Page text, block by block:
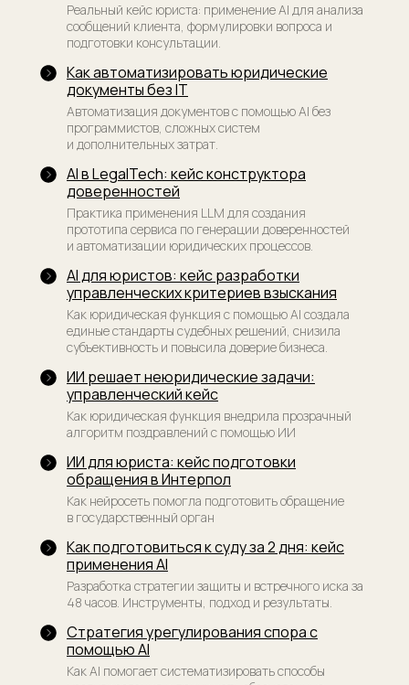
Реальный кейс юриста: применение AI для анализа
сообщений клиента, формулировки вопроса и
подготовки консультации.
Как автоматизировать юридические
документы без IT
Автоматизация документов с помощью AI без
программистов, сложных систем
и дополнительных затрат.
AI в LegalTech: кейс конструктора
доверенностей
Практика применения LLM для создания
прототипа сервиса по генерации доверенностей
и автоматизации юридических процессов.
AI для юристов: кейс разработки
управленческих критериев взыскания
Как юридическая функция с помощью AI создала
единые стандарты судебных решений, снизила
субъективность и повысила доверие бизнеса.
ИИ решает неюридические задачи:
управленческий кейс
Как юридическая функция внедрила прозрачный
алгоритм поздравлений с помощью ИИ
ИИ для юриста: кейс подготовки
обращения в Интерпол
Как нейросеть помогла подготовить обращение
в государственный орган
Как подготовиться к суду за 2 дня: кейс
применения AI
Разработка стратегии защиты и встречного иска за
48 часов. Инструменты, подход и результаты.
Стратегия урегулирования спора с
помощью AI
Как AI помогает систематизировать способы